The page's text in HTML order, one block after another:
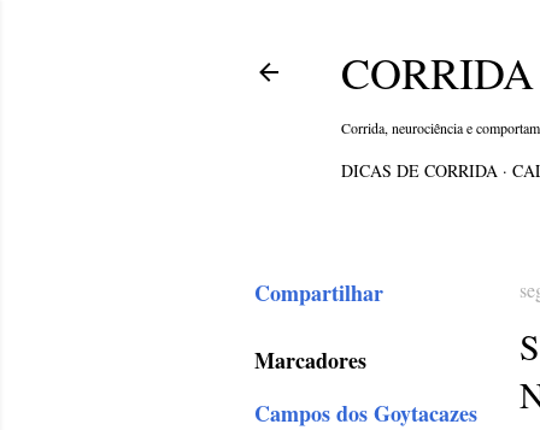
Corrida, neurociência e
DICAS DE CORRIDA
Compartilhar
Marcadores
Campos dos Goytacazes